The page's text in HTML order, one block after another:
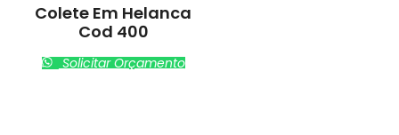
Colete Em Helanca
Cod 400
Solicitar Orçamento